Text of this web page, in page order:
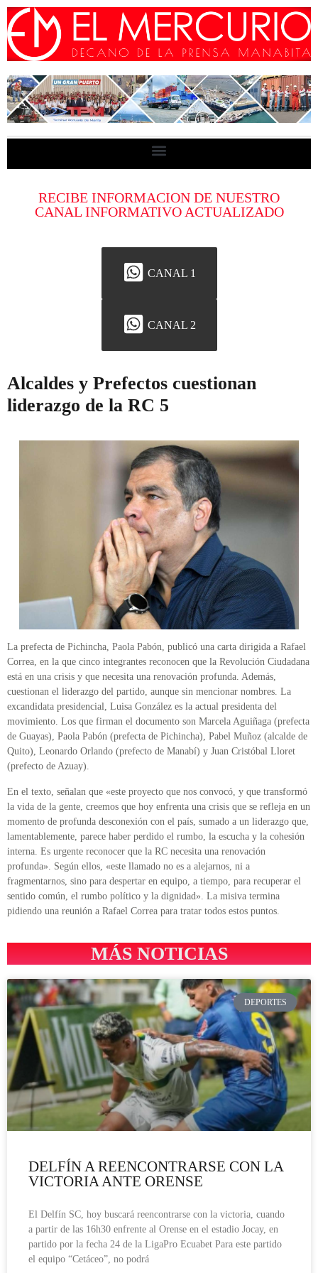
RECIBE INFORMACION DE NUESTRO
CANAL INFORMATIVO ACTUALIZADO
CANAL 1
CANAL 2
Alcaldes y Prefectos cuestionan
liderazgo de la RC 5
La prefecta de Pichincha, Paola Pabón, publicó una carta dirigida a Rafael
Correa, en la que cinco integrantes reconocen que la Revolución Ciudadana
está en una crisis y que necesita una renovación profunda. Además,
cuestionan el liderazgo del partido, aunque sin mencionar nombres. La
excandidata presidencial, Luisa González es la actual presidenta del
movimiento. Los que firman el documento son Marcela Aguiñaga (prefecta
de Guayas), Paola Pabón (prefecta de Pichincha), Pabel Muñoz (alcalde de
Quito), Leonardo Orlando (prefecto de Manabí) y Juan Cristóbal Lloret
(prefecto de Azuay).
En el texto, señalan que «este proyecto que nos convocó, y que transformó
la vida de la gente, creemos que hoy enfrenta una crisis que se refleja en un
momento de profunda desconexión con el país, sumado a un liderazgo que,
lamentablemente, parece haber perdido el rumbo, la escucha y la cohesión
interna. Es urgente reconocer que la RC necesita una renovación
profunda». Según ellos, «este llamado no es a alejarnos, ni a
fragmentarnos, sino para despertar en equipo, a tiempo, para recuperar el
sentido común, el rumbo político y la dignidad». La misiva termina
pidiendo una reunión a Rafael Correa para tratar todos estos puntos.
MÁS NOTICIAS
DEPORTES
DELFÍN A REENCONTRARSE CON LA
VICTORIA ANTE ORENSE
El Delfín SC, hoy buscará reencontrarse con la victoria, cuando
a partir de las 16h30 enfrente al Orense en el estadio Jocay, en
partido por la fecha 24 de la LigaPro Ecuabet Para este partido
el equipo “Cetáceo”, no podrá